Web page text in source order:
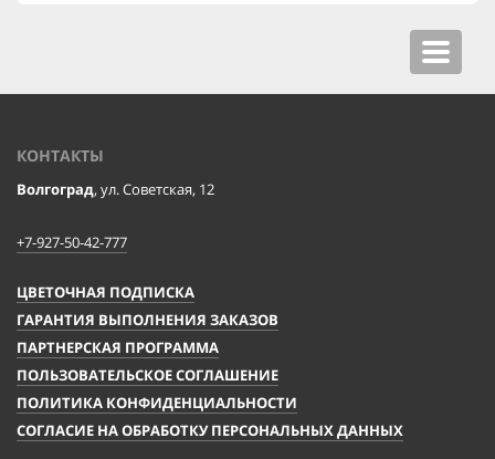
Toggle
КОНТАКТЫ
Волгоград, ул. Советская, 12
+7-927-50-42-777
ЦВЕТОЧНАЯ ПОДПИСКА
ГАРАНТИЯ ВЫПОЛНЕНИЯ ЗАКАЗОВ
ПАРТНЕРСКАЯ ПРОГРАММА
ПОЛЬЗОВАТЕЛЬСКОЕ СОГЛАШЕНИЕ
ПОЛИТИКА КОНФИДЕНЦИАЛЬНОСТИ
СОГЛАСИЕ НА ОБРАБОТКУ ПЕРСОНАЛЬНЫХ ДАННЫХ